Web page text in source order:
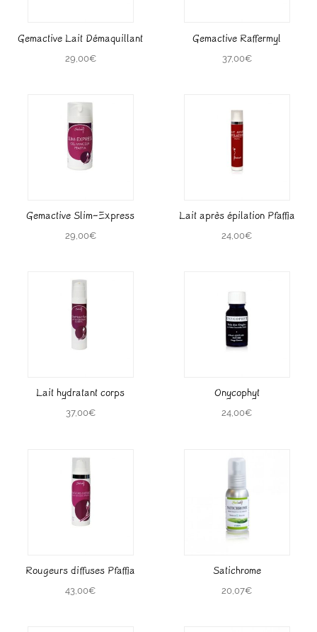
Gemactive Lait Démaquillant
29,00€
Gemactive Raffermyl
37,00€
Gemactive Slim-Express
29,00€
Lait après épilation Pfaffia
24,00€
Lait hydratant corps
37,00€
Onycophyt
24,00€
Rougeurs diffuses Pfaffia
43,00€
Satichrome
20,07€